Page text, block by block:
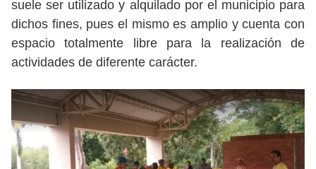
suele ser utilizado y alquilado por el municipio para
dichos fines, pues el mismo es amplio y cuenta con
espacio totalmente libre para la realización de
actividades de diferente carácter.